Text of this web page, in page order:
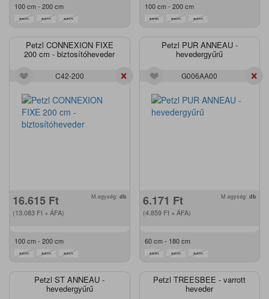
100 cm - 200 cm 100 cm - 200 cm
Petzl CONNEXION FIXE
200 cm - biztosítóheveder
C42-200
16.615 Ft
(13.083 Ft + ÁFA)
M.egység: db
100 cm - 200 cm
Petzl PUR ANNEAU -
hevedergyűrű
G006AA00
6.171 Ft
(4.859 Ft+ ÁFA)
M.egység: db
60 cm - 180 cm
Petzl ST ANNEAU -
hevedergyűrű
Petzl TREESBEE - varrott
heveder